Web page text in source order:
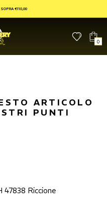
€110,00
0
ARTICOLO
PUNTI
47838 Riccione